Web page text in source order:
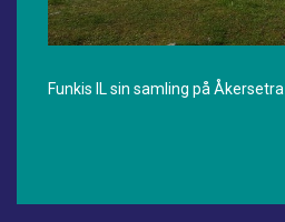
Funkis IL sin samling på Åkersetra